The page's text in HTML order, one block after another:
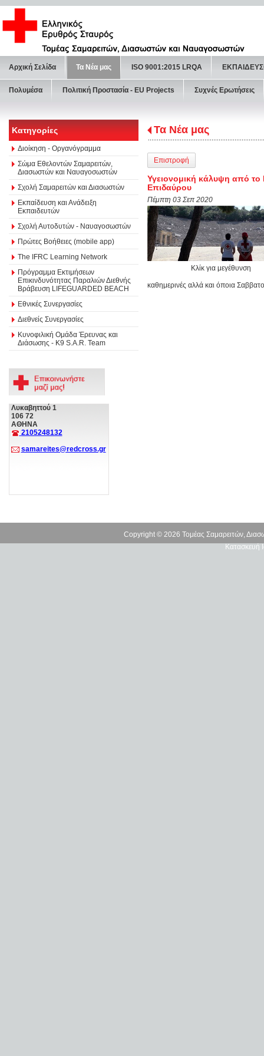
Αρχική Σελίδα Τα Νέα μας ISO 9001:2015 LRQA
Πολυμέσα Πολιτική Προστασία - ΕU Projects Συχνές Ερωτήσεις
Κατηγορίες
Διοίκηση - Οργανόγραμμα
Σώμα Εθελοντών Σαμαρειτών,
Διασωστών και Ναυαγοσωστών
Σχολή Σαμαρειτών και Διασωστών
Εκπαίδευση και Ανάδειξη
Εκπαιδευτών
Σχολή Αυτοδυτών - Ναυαγοσωστών
Πρώτες Βοήθειες (mobile app)
The IFRC Learning Network
Πρόγραμμα Εκτιμήσεων
Επικινδυνότητας Παραλιών Διεθνής
Βράβευση LIFEGUARDED BEACH
Εθνικές Συνεργασίες
Διεθνείς Συνεργασίες
Κυνοφιλική Ομάδα Έρευνας και
Διάσωσης - Κ9 S.A.R. Team
Λυκαβηττού 1
106 72
ΑΘΗΝΑ
2105248132
samareites@redcross.gr
Τα Νέα μας
Επιστροφή
Υγειονομική κάλυψη από
Επιδαύρου
Πέμπτη 03 Σεπ 2020
Κλίκ για μεγέθυνση
καθημερινές αλλά και όποια
Copyright © 2026 Τομέας Σαμαρειτών,
Κατασκευή